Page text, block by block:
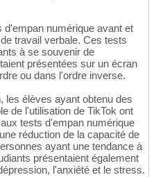
d'empan numérique avant et
travail verbale. Ces tests
à se souvenir de
présentées sur un écran
ou dans l'ordre inverse.
les élèves ayant obtenu des
de l'utilisation de TikTok ont
tests d'empan numérique
réduction de la capacité de
ayant une tendance à
présentaient également
l'anxiété et le stress.